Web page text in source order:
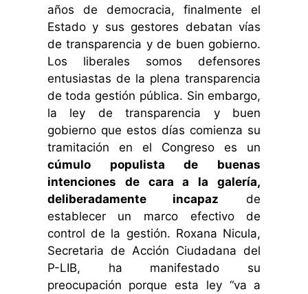
años de democracia, finalmente el
Estado y sus gestores debatan vías
de transparencia y de buen gobierno.
Los liberales somos defensores
entusiastas de la plena transparencia
de toda gestión pública. Sin embargo,
la ley de transparencia y buen
gobierno que estos días comienza su
tramitación en el Congreso es un
cúmulo populista de buenas
intenciones de cara a la galería,
deliberadamente incapaz de
establecer un marco efectivo de
control de la gestión. Roxana Nicula,
Secretaria de Acción Ciudadana del
P-LIB, ha manifestado su
preocupación porque esta ley “va a